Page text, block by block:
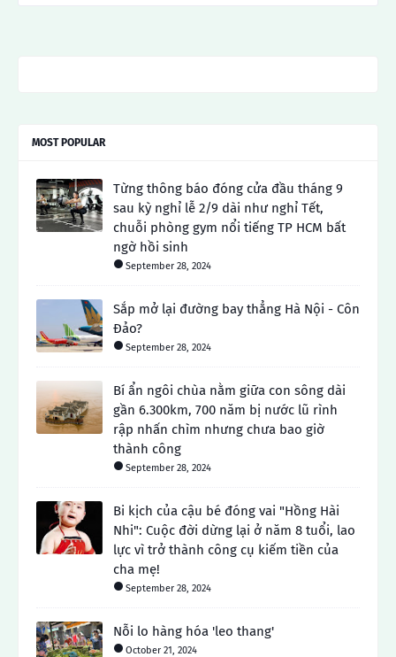
MOST POPULAR
Từng thông báo đóng cửa đầu tháng 9
sau kỳ nghỉ lễ 2/9 dài như nghỉ Tết,
chuỗi phòng gym nổi tiếng TP HCM bất
ngờ hồi sinh
September 28, 2024
Sắp mở lại đường bay thẳng Hà Nội - Côn
Đảo?
September 28, 2024
Bí ẩn ngôi chùa nằm giữa con sông dài
gần 6.300km, 700 năm bị nước lũ rình
rập nhấn chìm nhưng chưa bao giờ
thành công
September 28, 2024
Bi kịch của cậu bé đóng vai "Hồng Hài
Nhi": Cuộc đời dừng lại ở năm 8 tuổi, lao
lực vì trở thành công cụ kiếm tiền của
cha mẹ!
September 28, 2024
Nỗi lo hàng hóa 'leo thang'
October 21, 2024